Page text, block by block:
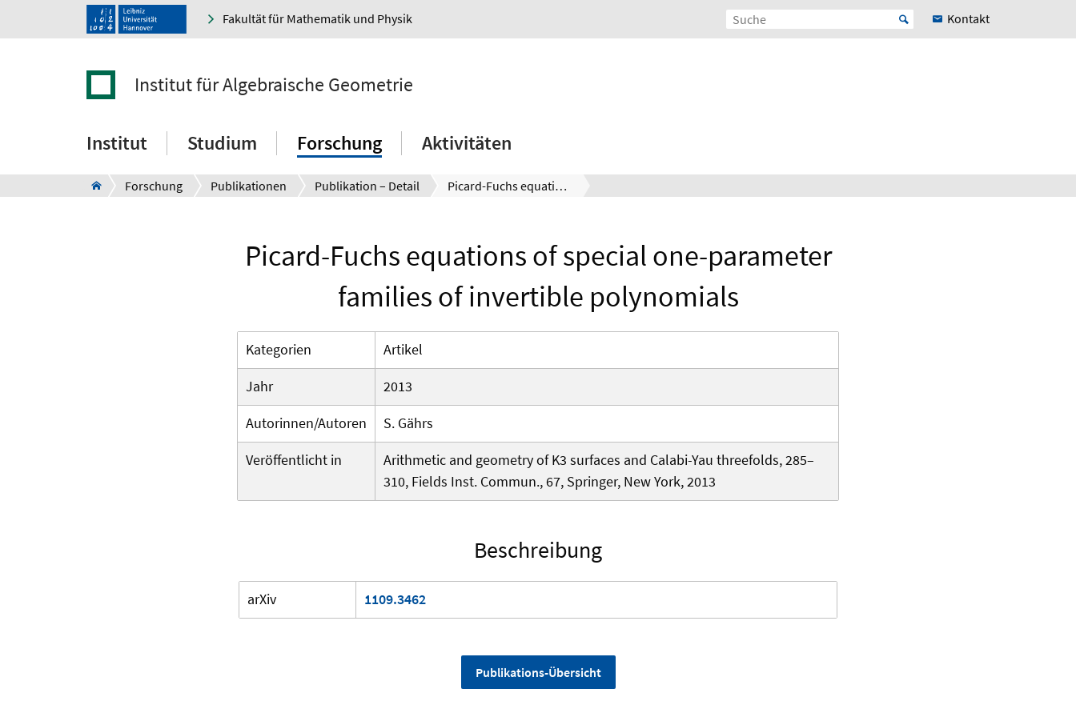
Fakultät für Mathematik und Physik Kontakt
Institut für Algebraische Geometrie
Institut Studium Forschung Aktivitäten
Forschung Publikationen Publikation – Detail Picard-Fuchs equations of special one-parameter families of invertible polynomials
Picard-Fuchs equations of special one-parameter
families of invertible polynomials
Kategorien
Artikel
Jahr
2013
Autorinnen/Autoren
S. Gährs
Veröffentlicht in
Arithmetic and geometry of K3 surfaces and Calabi-Yau threefolds, 285–
310, Fields Inst. Commun., 67, Springer, New York, 2013
Beschreibung
arXiv 1109.3462
Publikations-Übersicht